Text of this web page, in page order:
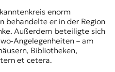
enorm
behandelte er in der Region
Außerdem beteiligte sich
Angelegenheiten – am
Bibliotheken,
et cetera.